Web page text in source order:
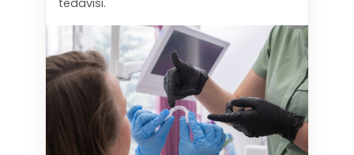
VIDEOLAR
İLETIŞIM
tedavisi.